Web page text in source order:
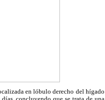
en lóbulo derecho del hígado